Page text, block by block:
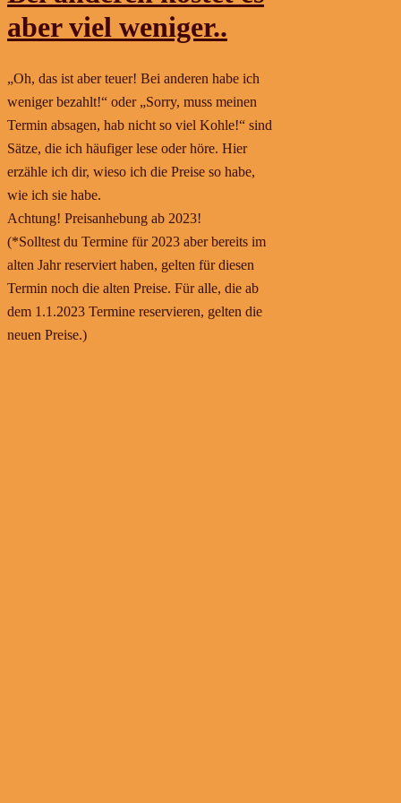
aber viel weniger..
„Oh, das ist aber teuer! Bei anderen habe ich
weniger bezahlt!“ oder „Sorry, muss meinen
Termin absagen, hab nicht so viel Kohle!“ sind
Sätze, die ich häufiger lese oder höre. Hier
erzähle ich dir, wieso ich die Preise so habe,
wie ich sie habe.
Achtung! Preisanhebung ab 2023!
(*Solltest du Termine für 2023 aber bereits im
alten Jahr reserviert haben, gelten für diesen
Termin noch die alten Preise. Für alle, die ab
dem 1.1.2023 Termine reservieren, gelten die
neuen Preise.)